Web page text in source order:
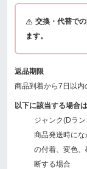
交換・代替で
ます。
返品期限
商品到着から7日以内
以下に該当する場合
ジャンク(Dラ
商品発送時に
の付着、変色
断する場合